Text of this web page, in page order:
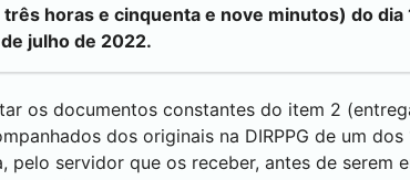
horas e cinquenta e nove minutos) do dia
julho de 2022.
os documentos constantes do item 2
dos originais na DIRPPG de um dos
pelo servidor que os receber, antes de serem